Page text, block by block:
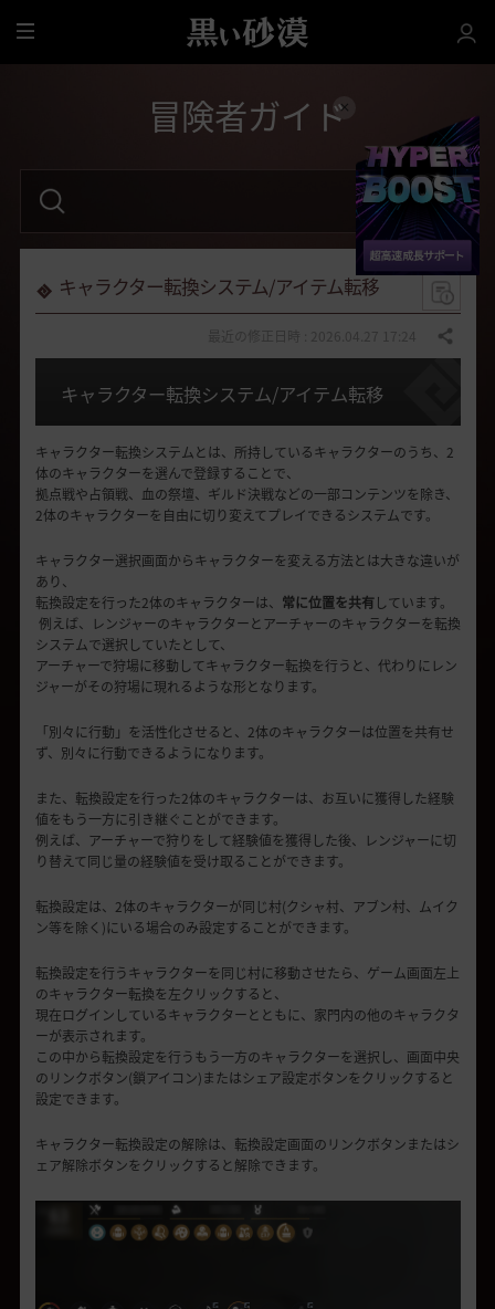
全
冒険者ガイド
句
を
キャラクター転換システム/アイテム転移
共有する
キャラクター転換システム/アイテム転移
キャラクター転換システムとは、所持しているキャラクターのうち、2
体のキャラクターを選んで登録することで、
拠点戦や占領戦、血の祭壇、ギルド決戦などの一部コンテンツを除き、
2体のキャラクターを自由に切り変えてプレイできるシステムです。
キャラクター選択画面からキャラクターを変える方法とは大きな違いが
あり、
転換設定を行った2体のキャラクターは、 常に位置を共有しています。
例えば、レンジャーのキャラクターとアーチャーのキャラクターを転換
システムで選択していたとして、
アーチャーで狩場に移動してキャラクター転換を行うと、代わりにレン
ジャーがその狩場に現れるような形となります。
「別々に行動」を活性化させると、2体のキャラクターは位置を共有せ
ず、別々に行動できるようになります。
また、転換設定を行った2体のキャラクターは、お互いに獲得した経験
値をもう一方に引き継ぐことができます。
例えば、アーチャーで狩りをして経験値を獲得した後、レンジャーに切
り替えて同じ量の経験値を受け取ることができます。
転換設定は、2体のキャラクターが同じ村(クシャ村、アブン村、ムイク
ン等を除く)にいる場合のみ設定することができます。
転換設定を行うキャラクターを同じ村に移動させたら、ゲーム画面左上
のキャラクター転換を左クリックすると、
現在ログインしているキャラクターとともに、家門内の他のキャラクタ
ーが表示されます。
この中から転換設定を行うもう一方のキャラクターを選択し、画面中央
のリンクボタン(鎖アイコン)またはシェア設定ボタンをクリックすると
設定できます。
キャラクター転換設定の解除は、転換設定画面のリンクボタンまたはシ
ェア解除ボタンをクリックすると解除できます。